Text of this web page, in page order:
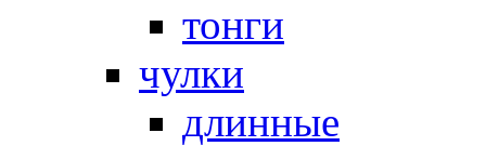
тонги
чулки
длинные